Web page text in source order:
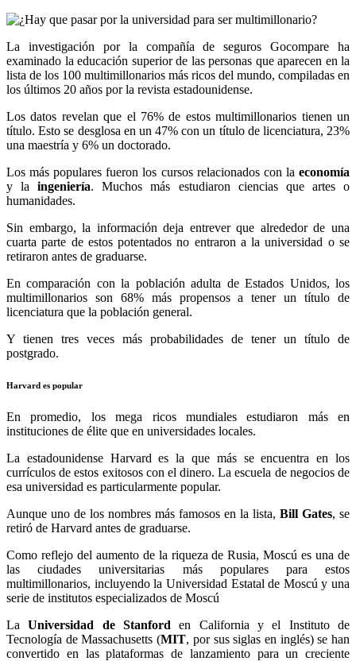
La investigación por la compañía de seguros Gocompare ha
examinado la educación superior de las personas que aparecen en la
lista de los 100 multimillonarios más ricos del mundo, compiladas en
los últimos 20 años por la revista estadounidense.
Los datos revelan que el 76% de estos multimillonarios tienen un
título. Esto se desglosa en un 47% con un título de licenciatura, 23%
una maestría y 6% un doctorado.
Los más populares fueron los cursos relacionados con la economía
y laingeniería. Muchos más estudiaron ciencias que artes o
humanidades.
Sin embargo, la información deja entrever que alrededor de una
cuarta parte de estos potentados no entraron a la universidad o se
retiraron antes de graduarse.
En comparación con la población adulta de Estados Unidos, los
multimillonarios son 68% más propensos a tener un título de
licenciatura que la población general.
Y tienen tres veces más probabilidades de tener un título de
postgrado.
Harvard es popular
En promedio, los mega ricos mundiales estudiaron más en
instituciones de élite que en universidades locales.
La estadounidense Harvard es la que más se encuentra en los
currículos de estos exitosos con el dinero. La escuela de negocios de
esa universidad es particularmente popular.
Aunque uno de los nombres más famosos en la lista, Bill Gates, se
retiró de Harvard antes de graduarse.
Como reflejo del aumento de la riqueza de Rusia, Moscú es una de
las ciudades universitarias más populares para estos
multimillonarios, incluyendo la Universidad Estatal de Moscú y una
serie de institutos especializados de Moscú
LaUniversidad de Stanford en California y el Instituto de
Tecnología de Massachusetts (MIT, por sus siglas en inglés) se han
convertido en las plataformas de lanzamiento para un creciente